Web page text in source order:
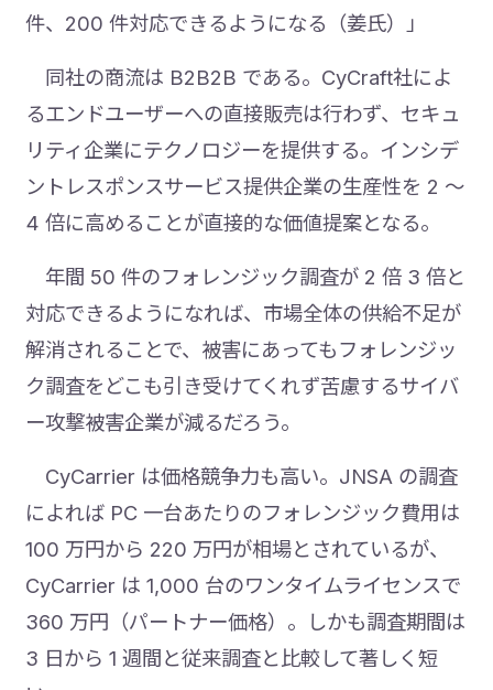
件、200 件対応できるようになる（姜氏）」
同社の商流は B2B2B である。CyCraft社によ
るエンドユーザーへの直接販売は行わず、セキュ
リティ企業にテクノロジーを提供する。インシデ
ントレスポンスサービス提供企業の生産性を 2 ～
4 倍に高めることが直接的な価値提案となる。
年間 50 件のフォレンジック調査が 2 倍 3 倍と
対応できるようになれば、市場全体の供給不足が
解消されることで、被害にあってもフォレンジッ
ク調査をどこも引き受けてくれず苦慮するサイバ
ー攻撃被害企業が減るだろう。
CyCarrier は価格競争力も高い。JNSA の調査
によれば PC 一台あたりのフォレンジック費用は
100 万円から 220 万円が相場とされているが、
CyCarrier は 1,000 台のワンタイムライセンスで
360 万円（パートナー価格）。しかも調査期間は
3 日から 1 週間と従来調査と比較して著しく短